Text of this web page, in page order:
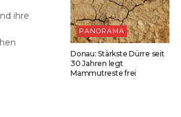
ihre
PANORAMA
Donau: Stärkste Dürre seit
30 Jahren legt
Mammutreste frei